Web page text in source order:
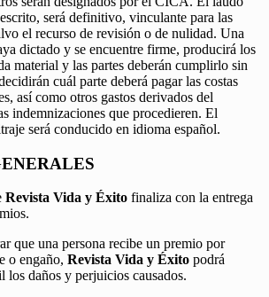
será definitivo, vinculante para las
el recurso de revisión o de nulidad. Una
dictado y se encuentre firme, producirá los
material y las partes deberán cumplirlo sin
cuál parte deberá pagar las costas
así como otros gastos derivados del
indemnizaciones que procedieren. El
será conducido en idioma español.
Revista Vida y Éxito finaliza con la entrega
que una persona recibe un premio por
o engaño, Revista Vida y Éxito podrá
los daños y perjuicios causados.